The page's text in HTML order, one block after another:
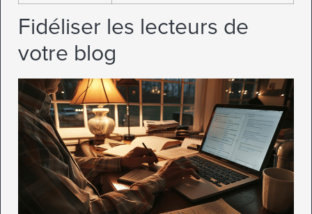
Fidéliser les lecteurs de
votre blog